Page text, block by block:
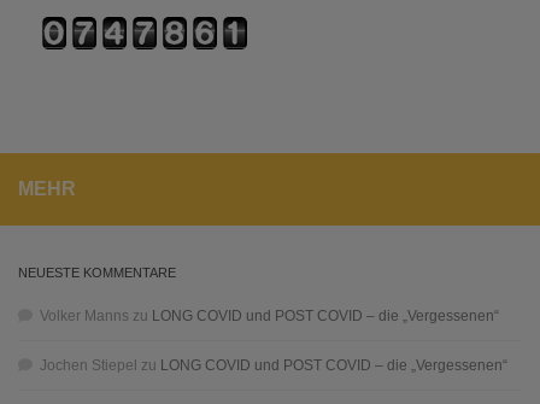
MEHR
NEUESTE KOMMENTARE
Volker Manns zu LONG COVID und POST COVID – die „Vergessenen“
Jochen Stiepel zu LONG COVID und POST COVID – die „Vergessenen“